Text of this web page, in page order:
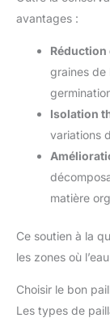
avantages :
Réduction
graines de
Isolation
variations
matière
Ce soutien à la
les zones où
Choisir le bon
Les types de